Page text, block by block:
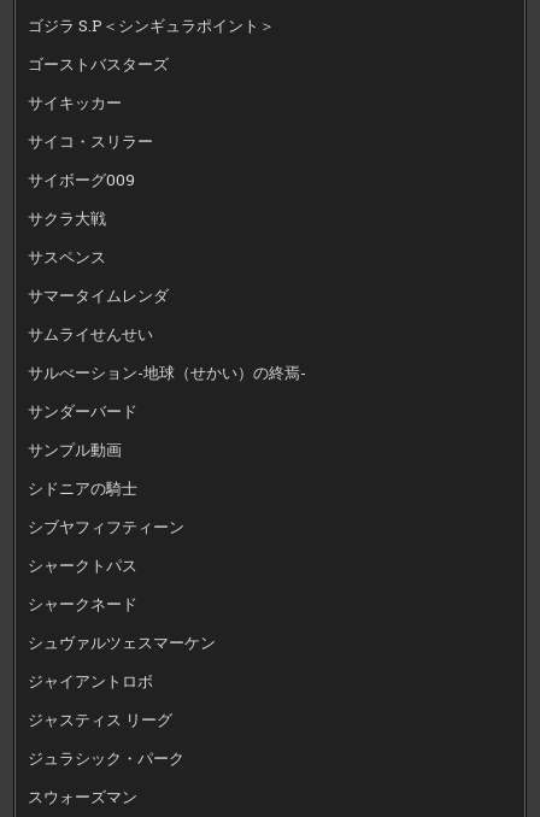
ゴジラ S.P＜シンギュラポイント＞
ゴーストバスターズ
サイキッカー
サイコ・スリラー
サイボーグ009
サクラ大戦
サスペンス
サマータイムレンダ
サムライせんせい
サルべーション-地球（せかい）の終焉-
サンダーバード
サンプル動画
シドニアの騎士
シブヤフィフティーン
シャークトパス
シャークネード
シュヴァルツェスマーケン
ジャイアントロボ
ジャスティス リーグ
ジュラシック・パーク
スウォーズマン